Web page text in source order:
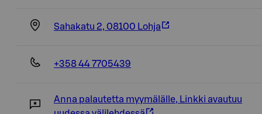
Sahakatu 2, 08100 Lohja
+358 44 7705439
Anna palautetta myymälälle, Linkki avautuu